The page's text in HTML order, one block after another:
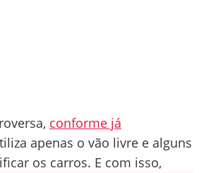
conforme já
apenas o vão livre e alguns
os carros. E com isso,